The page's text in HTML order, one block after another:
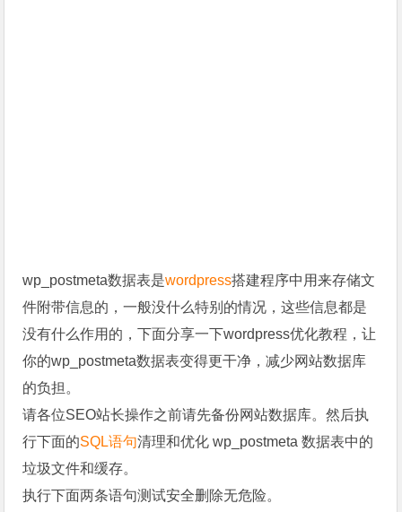
wp_postmeta数据表是wordpress搭建程序中用来存储文
件附带信息的，一般没什么特别的情况，这些信息都是
没有什么作用的，下面分享一下wordpress优化教程，让
你的wp_postmeta数据表变得更干净，减少网站数据库
的负担。
请各位SEO站长操作之前请先备份网站数据库。然后执
行下面的SQL语句清理和优化 wp_postmeta 数据表中的
垃圾文件和缓存。
执行下面两条语句测试安全删除无危险。